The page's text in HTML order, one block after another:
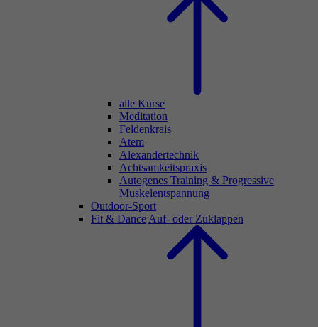
alle Kurse
Meditation
Feldenkrais
Atem
Alexandertechnik
Achtsamkeitspraxis
Autogenes Training & Progressive
Muskelentspannung
Outdoor-Sport
Fit & Dance Auf- oder Zuklappen